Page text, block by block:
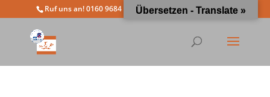
Ruf uns an! 0160 9684 4963 info@moewathlon.de
Übersetzen - Translate »